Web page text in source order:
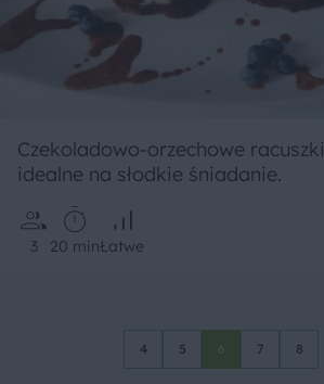
Czekoladowo-orzechowe racuszki
idealne na słodkie śniadanie.
3 20 minŁatwe
4 5 6 7 8